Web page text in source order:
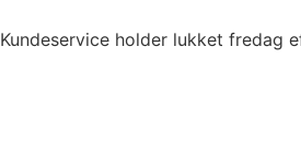
Kundeservice holder lukket fredag